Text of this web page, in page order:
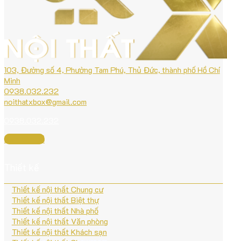
103, Đường số 4, Phường Tam Phú, Thủ Đức, thành phố Hồ Chí
Minh
0938.032.232
noithatxbox@gmail.com
Xem bản đồ
Thiết kế nội thất Chung cư
Thiết kế nội thất Biệt thự
Thiết kế nội thất Nhà phố
Thiết kế nội thất Văn phòng
Thiết kế nội thất Khách sạn